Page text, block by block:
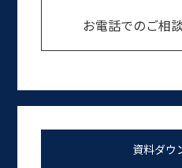
お電話でのご相
資料ダウ